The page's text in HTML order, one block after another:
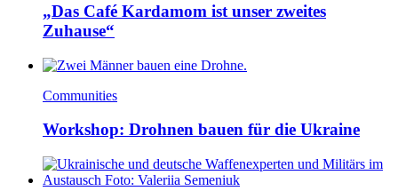
„Das Café Kardamom ist unser zweites
Zuhause“
Communities
Workshop: Drohnen bauen für die Ukraine